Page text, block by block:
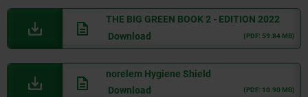
THE BIG GREEN BOOK 2 - EDITION 2022
Download
(PDF: 59.84 MB)
norelem Hygiene Shield
Download
(PDF: 10.90 MB)